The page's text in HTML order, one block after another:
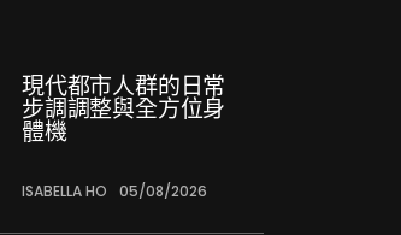
現代都市人群的日常
步調調整與全方位身
體機
ISABELLA HO 05/08/2026